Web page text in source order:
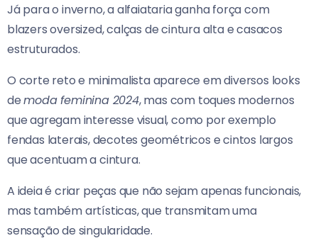
Já para o inverno, a alfaiataria ganha força com
blazers oversized, calças de cintura alta e casacos
estruturados.
O corte reto e minimalista aparece em diversos looks
demoda feminina 2024, mas com toques modernos
que agregam interesse visual, como por exemplo
fendas laterais, decotes geométricos e cintos largos
que acentuam a cintura.
A ideia é criar peças que não sejam apenas funcionais,
mas também artísticas, que transmitam uma
sensação de singularidade.